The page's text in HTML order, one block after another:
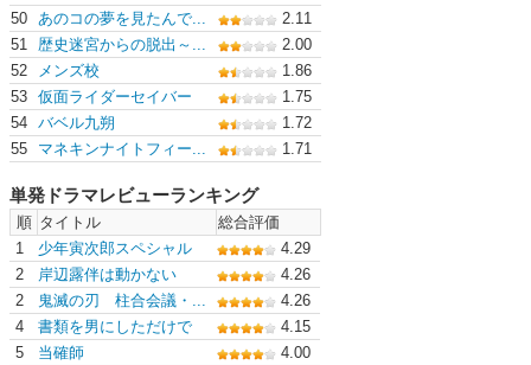
50 あのコの夢を見たんで...
2.11
51 歴史迷宮からの脱出～...
2.00
52
メンズ校
1.86
53 仮面ライダーセイバー
1.75
54 バベル九朔
1.72
55
マネキンナイトフィー... 1.71
単発ドラマレビューランキング
順 タイトル
総合評価
1
少年寅次郎スペシャル
4.29
2
岸辺露伴は動かない
4.26
2
鬼滅の刃 柱合会議・...
4.26
4
書類を男にしただけで
4.15
5
当確師
4.00